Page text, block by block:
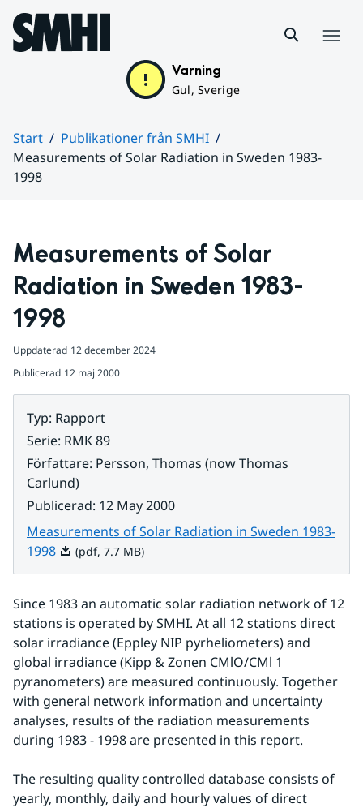
Hoppa till sidans innehåll
Varning
Gul, Sverige
Start
Publikationer från SMHI
Measurements of Solar Radiation in Sweden 1983-
1998
Measurements of Solar
Radiation in Sweden 1983-
1998
Uppdaterad 12 december 2024
Publicerad 12 maj 2000
Typ: Rapport
Serie: RMK 89
Författare: Persson, Thomas (now Thomas
Carlund)
Publicerad: 12 May 2000
Measurements of Solar Radiation in Sweden 1983-
1998Pdf, 7.7 MB.
(pdf, 7.7 MB)
Since 1983 an automatic solar radiation network of 12
stations is operated by SMHI. At all 12 stations direct
solar irradiance (Eppley NIP pyrheliometers) and
global irradiance (Kipp & Zonen CMlO/CMl 1
pyranometers) are measured continuously. Together
with general network information and uncertainty
analyses, results of the radiation measurements
during 1983 - 1998 are presented in this report.
The resulting quality controlled database consists of
yearly, monthly, daily and hourly values of direct